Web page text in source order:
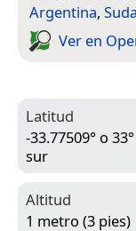
Argentina,
Ver en
Latitud
-33.77509° o 33°
sur
Altitud
1 metro (3 pies)